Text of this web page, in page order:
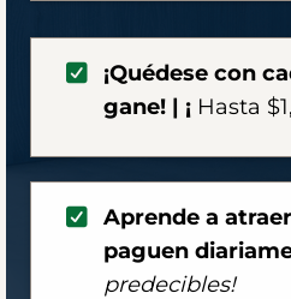
¡Quédese con
gane! | ¡ Hasta
Aprende a
paguen
predecibles!